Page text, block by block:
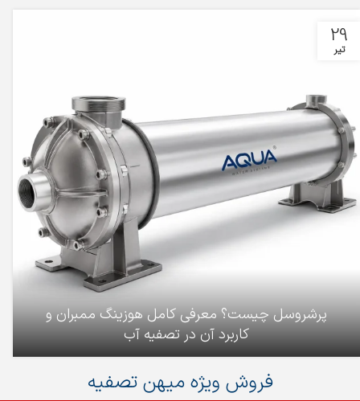
29
تیر
پرشروسل چیست؟ معرفی کامل هوزینگ ممبران و
کاربرد آن در تصفیه آب
فروش ویژه میهن تصفیه